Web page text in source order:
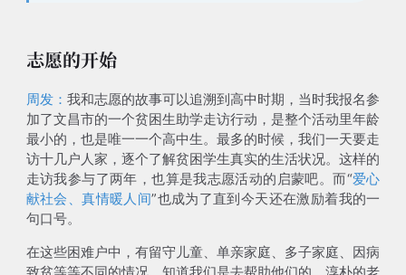
志愿的开始
周发： 我和志愿的故事可以追溯到高中时期，当时我报名参
加了文昌市的一个贫困生助学走访行动，是整个活动里年龄
最小的，也是唯一一个高中生。最多的时候，我们一天要走
访十几户人家，逐个了解贫困学生真实的生活状况。这样的
走访我参与了两年，也算是我志愿活动的启蒙吧。而“爱心
献社会、真情暖人间”也成为了直到今天还在激励着我的一
句口号。
在这些困难户中，有留守儿童、单亲家庭、多子家庭、因病
致贫等等不同的情况，知道我们是去帮助他们的，淳朴的老